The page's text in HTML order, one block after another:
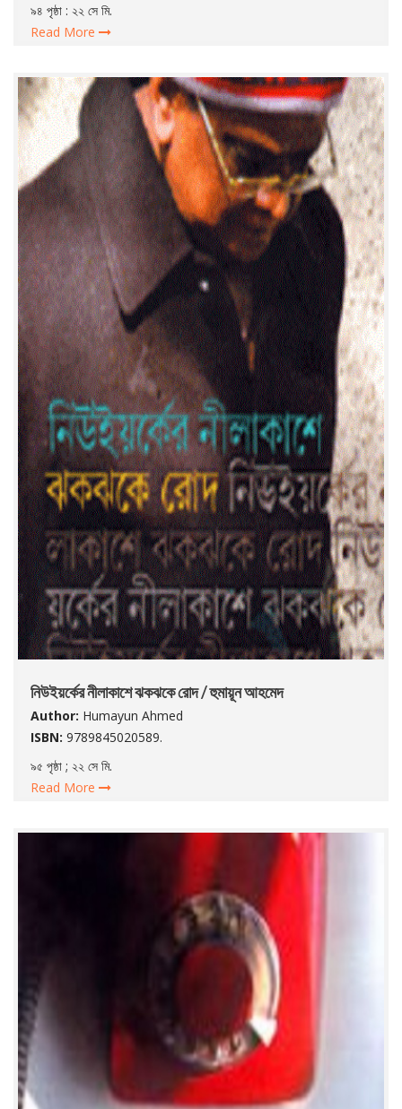
৯৪ পৃষ্ঠা : ২২ সে মি.
Read More
নিউইয়র্কের নীলাকাশে ঝকঝকে রোদ / হুমায়ূন আহমেদ
Author: Humayun Ahmed
ISBN: 9789845020589.
৯৫ পৃষ্ঠা ; ২২ সে মি.
Read More